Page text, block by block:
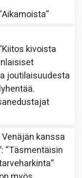
Aikamoista”
Kiitos kivoista
joutilaisuudesta
kanssa
: “Täsmentäisin